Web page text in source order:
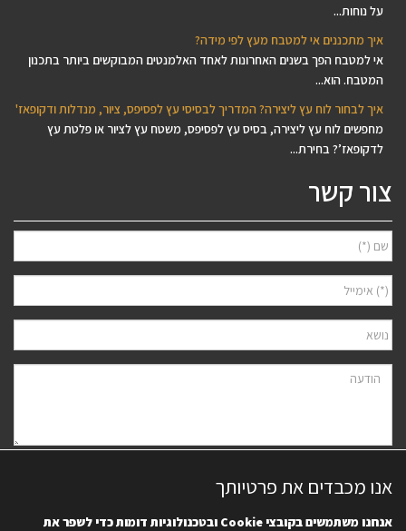
על נוחות...
איך מתכננים אי למטבח מעץ לפי מידה?
אי למטבח הפך בשנים האחרונות לאחד האלמנטים המבוקשים ביותר בתכנון
המטבח. הוא...
איך לבחור לוח עץ ליצירה? המדריך לבסיסי עץ לפסיפס, ציור, מנדלות ודקופאז'
מחפשים לוח עץ ליצירה, בסיס עץ לפסיפס, משטח עץ לציור או פלטת עץ
לדקופאז’? בחירת...
צור קשר
הפרטיותשל האתר. ידוע לי שאוכל לבטל את הרישום בכל עת.
אנו מכבדים את פרטיותך
אנחנו משתמשים בקובציCookie ובטכנולוגיות דומות כדי לשפר את